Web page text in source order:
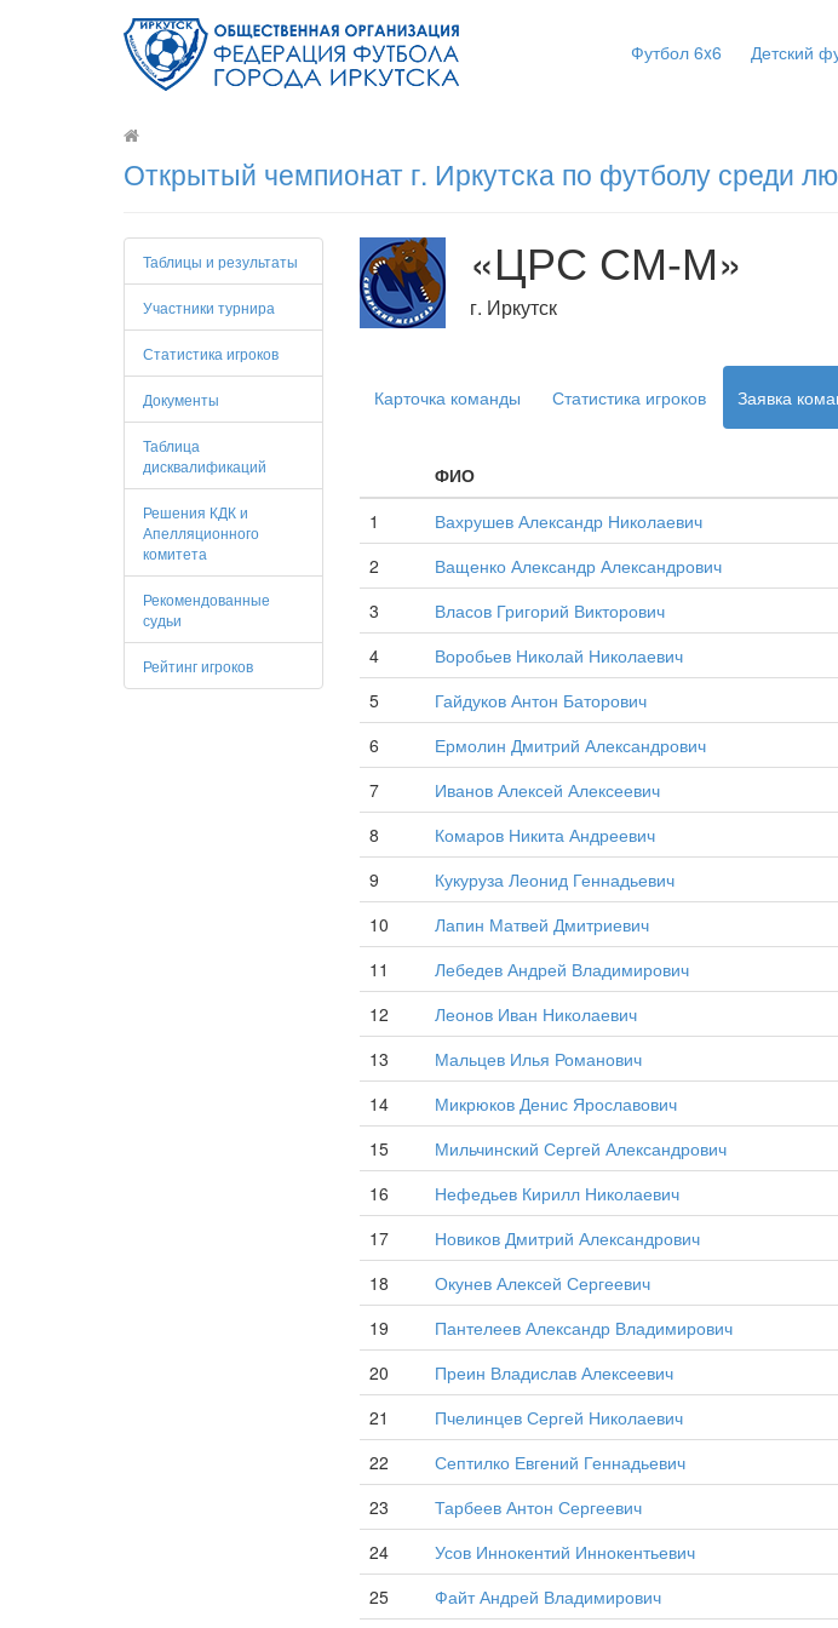
Футбол 6x6 Детский
Открытый чемпионат г. Иркутска по футболу среди
Таблицы и результаты
Участники турнира
Статистика игроков
Документы
Таблица
дисквалификаций
Решения КДК и
Апелляционного
комитета
Рекомендованные
судьи
Рейтинг игроков
«ЦРС СМ-М»
г. Иркутск
Карточка команды Статистика игроков Заявка
ФИО
1
Вахрушев Александр Николаевич
2
Ващенко Александр Александрович
3
Власов Григорий Викторович
4
Воробьев Николай Николаевич
5
Гайдуков Антон Баторович
6
Ермолин Дмитрий Александрович
7
Иванов Алексей Алексеевич
8
Комаров Никита Андреевич
9
Кукуруза Леонид Геннадьевич
10
Лапин Матвей Дмитриевич
11
Лебедев Андрей Владимирович
12
Леонов Иван Николаевич
13
Мальцев Илья Романович
14
Микрюков Денис Ярославович
15
Мильчинский Сергей Александрович
16
Нефедьев Кирилл Николаевич
17
Новиков Дмитрий Александрович
18
Окунев Алексей Сергеевич
19
Пантелеев Александр Владимирович
20
Преин Владислав Алексеевич
21
Пчелинцев Сергей Николаевич
22
Септилко Евгений Геннадьевич
23
Тарбеев Антон Сергеевич
24
Усов Иннокентий Иннокентьевич
25
Файт Андрей Владимирович